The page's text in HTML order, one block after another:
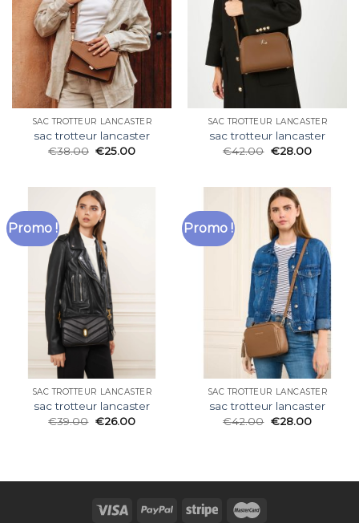
SAC TROTTEUR LANCASTER
sac trotteur lancaster
€38.00 €25.00
SAC TROTTEUR LANCASTER
sac trotteur lancaster
€42.00 €28.00
Promo !
SAC TROTTEUR LANCASTER
sac trotteur lancaster
€39.00 €26.00
Promo !
SAC TROTTEUR LANCASTER
sac trotteur lancaster
€42.00 €28.00